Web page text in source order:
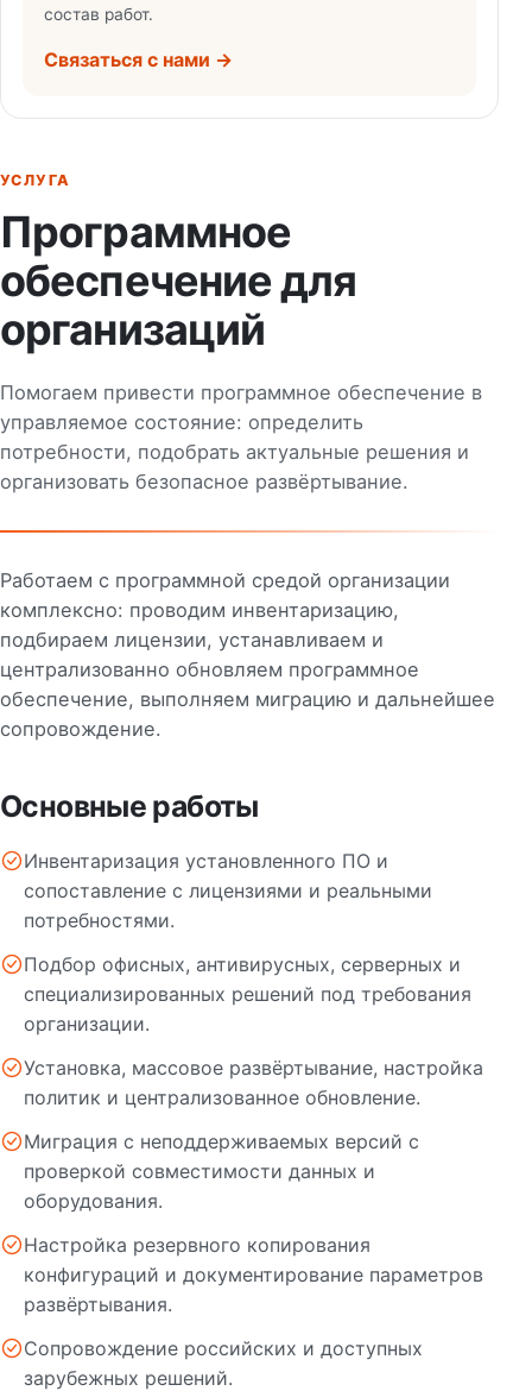
состав работ.
Связаться с нами →
УСЛУГА
Программное
обеспечение для
организаций
Помогаем привести программное обеспечение в
управляемое состояние: определить
потребности, подобрать актуальные решения и
организовать безопасное развёртывание.
Работаем с программной средой организации
комплексно: проводим инвентаризацию,
подбираем лицензии, устанавливаем и
централизованно обновляем программное
обеспечение, выполняем миграцию и дальнейшее
сопровождение.
Основные работы
Инвентаризация установленного ПО и
сопоставление с лицензиями и реальными
потребностями.
Подбор офисных, антивирусных, серверных и
специализированных решений под требования
организации.
Установка, массовое развёртывание, настройка
политик и централизованное обновление.
Миграция с неподдерживаемых версий с
проверкой совместимости данных и
оборудования.
Настройка резервного копирования
конфигураций и документирование параметров
развёртывания.
Сопровождение российских и доступных
зарубежных решений.